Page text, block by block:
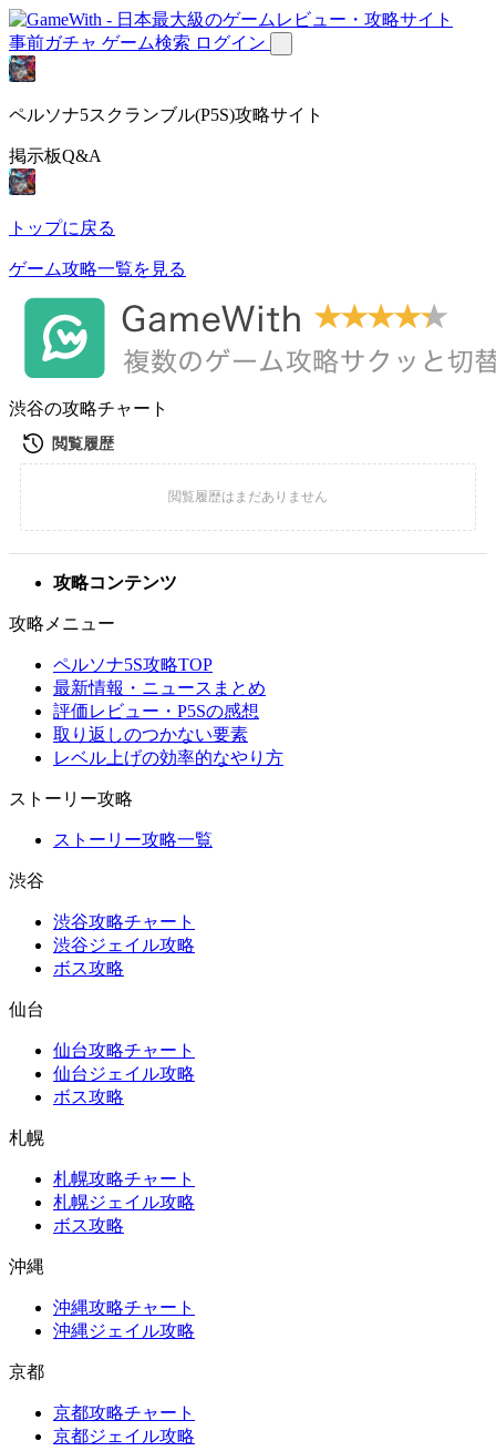
事前ガチャ ゲーム検索 ログイン
ペルソナ5スクランブル(P5S)攻略サイト
掲示板Q&A
トップに戻る
ゲーム攻略一覧を見る
渋谷の攻略チャート
攻略コンテンツ
攻略メニュー
ペルソナ5S攻略TOP
最新情報・ニュースまとめ
評価レビュー・P5Sの感想
取り返しのつかない要素
レベル上げの効率的なやり方
ストーリー攻略
ストーリー攻略一覧
渋谷
渋谷攻略チャート
渋谷ジェイル攻略
ボス攻略
仙台
仙台攻略チャート
仙台ジェイル攻略
ボス攻略
札幌
札幌攻略チャート
札幌ジェイル攻略
ボス攻略
沖縄
沖縄攻略チャート
沖縄ジェイル攻略
京都
京都攻略チャート
京都ジェイル攻略